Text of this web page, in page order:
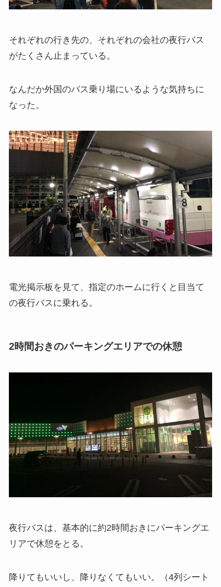
それぞれの行き先の、それぞれの会社の夜行バス
がたくさん止まっている。
なんだか外国のバス乗り場にいるような気持ちに
なった。
電光掲示板を見て、指定のホームに行くと目当て
の夜行バスに乗れる。
2時間おきのパーキングエリアでの休憩
夜行バスは、基本的に約2時間おきにパーキングエ
リアで休憩をとる。
降りてもいいし、降りなくてもいい。（4列シート